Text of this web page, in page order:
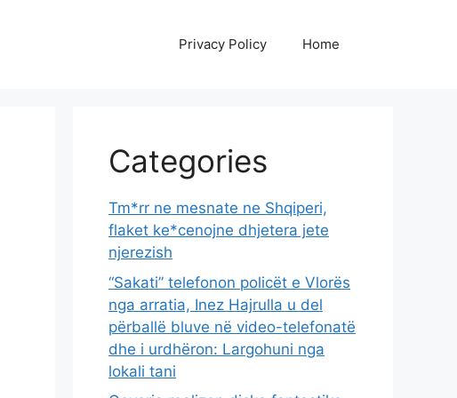
Privacy Policy Home
Categories
Tm*rr ne mesnate ne Shqiperi,
flaket ke*cenojne dhjetera jete
njerezish
“Sakati” telefonon policët e Vlorës
nga arratia, Inez Hajrulla u del
përballë bluve në video-telefonatë
dhe i urdhëron: Largohuni nga
lokali tani